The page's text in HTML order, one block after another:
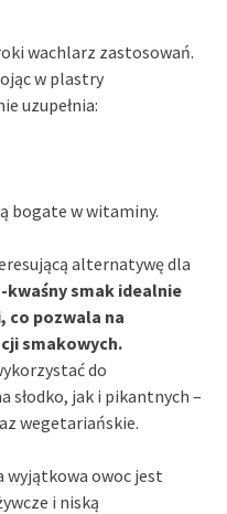
wachlarz zastosowań.
w plastry
uzupełnia:
bogate w witaminy.
alternatywę dla
kwaśny smak idealnie
co pozwala na
smakowych.
do
słodko, jak i pikantnych –
wegetariańskie.
wyjątkowa owoc jest
i niską